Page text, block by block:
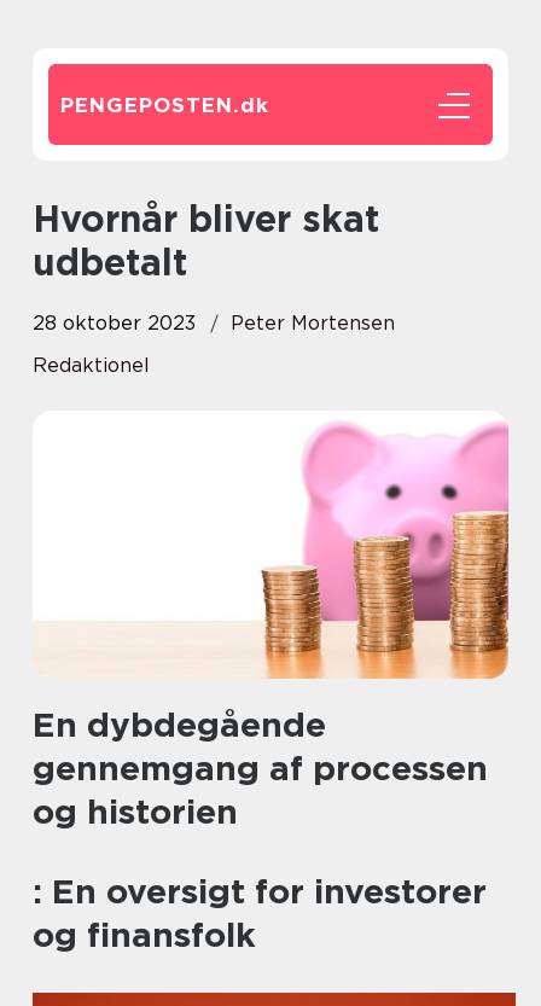
PENGEPOSTEN.dk
Hvornår bliver skat
udbetalt
28 oktober 2023
Peter Mortensen
Redaktionel
En dybdegående
gennemgang af processen
og historien
: En oversigt for investorer
og finansfolk